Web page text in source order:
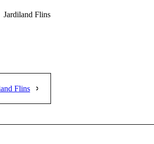
Jardiland Flins
Flins